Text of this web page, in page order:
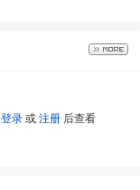
登录 或 注册 后查看